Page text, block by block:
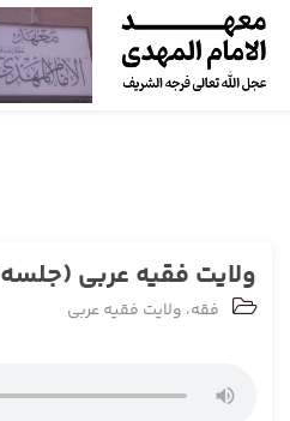
ولایت فقیه عربی (جلسه164)
فقه، ولایت فقیه عربی